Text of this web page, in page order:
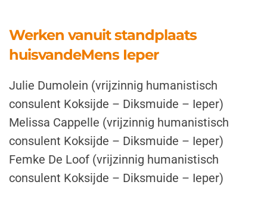
Werken vanuit standplaats
huisvandeMens Ieper
Julie Dumolein (vrijzinnig humanistisch
consulent Koksijde – Diksmuide – Ieper)
Melissa Cappelle (vrijzinnig humanistisch
consulent Koksijde – Diksmuide – Ieper)
Femke De Loof (vrijzinnig humanistisch
consulent Koksijde – Diksmuide – Ieper)